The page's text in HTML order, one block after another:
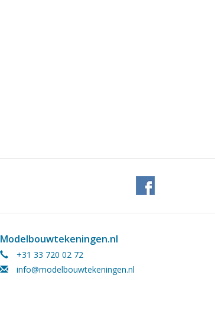
Modelbouwtekeningen.nl
+31 33 720 02 72
info@modelbouwtekeningen.nl